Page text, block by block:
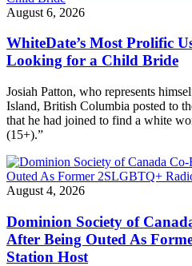
August 6, 2026
WhiteDate’s Most Prolific
Looking for a Child Bride
Josiah Patton, who represents
Island, British Columbia posted to
that he had joined to find a white
(15+).”
August 4, 2026
Dominion Society of
After Being Outed As
Station Host